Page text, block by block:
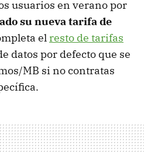
usuarios en verano por
su nueva tarifa de
el resto de tarifas
datos por defecto que se
MB si no contratas